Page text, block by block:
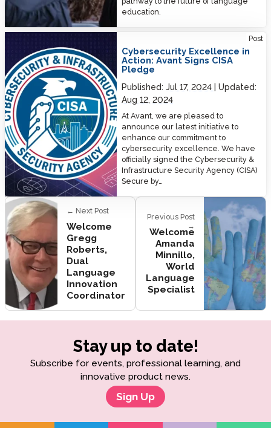
education.
Post
Cybersecurity Excellence in
Action: Avant Signs CISA
Pledge
Published:Jul 17, 2024
Updated:
Aug 12, 2024
At Avant, we are pleased to
announce our latest initiative to
enhance our commitment to
cybersecurity excellence. We have
officially signed the Cybersecurity &
Infrastructure Security Agency (CISA)
Secure by…
← Next Post
Welcome
Gregg
Roberts,
Dual
Language
Innovation
Coordinator
Previous Post
→
Welcome
Amanda
Minnillo,
World
Language
Specialist
Stay up to date!
Subscribe for events, professional learning, and
innovative product news.
Sign Up